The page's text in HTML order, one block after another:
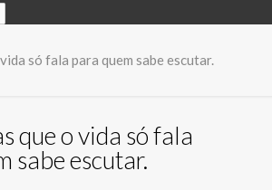
só fala para quem sabe escutar.
que o vida só fala
sabe escutar.